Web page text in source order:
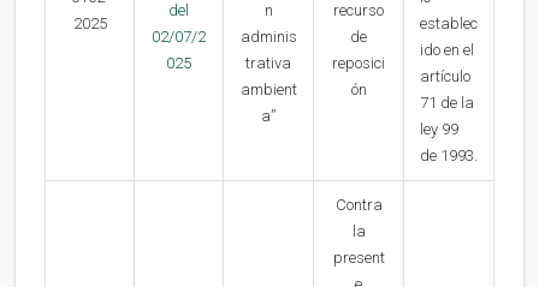
2025
del
02/07/2
025
n
adminis
trativa
ambient
a”
recurso
de
reposici
ón
establec
ido en el
artículo
71 de la
ley 99
de 1993.
Contra
la
present